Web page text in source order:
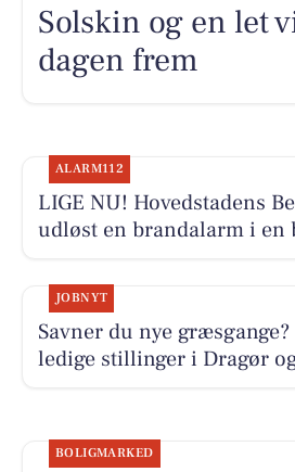
Solskin og en let
dagen frem
ALARM112
LIGE NU! Hovedstadens
udløst en brandalarm i en
JOBNYT
Savner du nye
ledige stillinger i Dragør
BOLIGMARKED